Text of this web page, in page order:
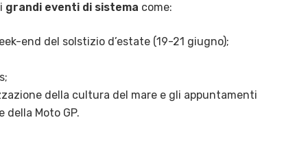
grandi eventi di sistema come:
end del solstizio d’estate (19-21 giugno);
della cultura del mare e gli appuntamenti
della Moto GP.